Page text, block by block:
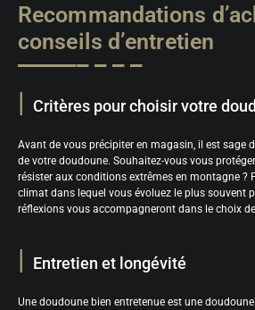
Recommandations
conseils d’entretien
Critères pour choisir votre
Avant de vous précipiter en magasin, il est sage
de votre doudoune. Souhaitez-vous vous
résister aux conditions extrêmes en montagne ?
climat dans lequel vous évoluez le plus souvent
réflexions vous accompagneront dans le choix
Entretien et longévité
Une doudoune bien entretenue est une